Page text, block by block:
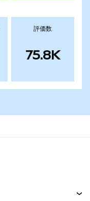
評価数
75.8K